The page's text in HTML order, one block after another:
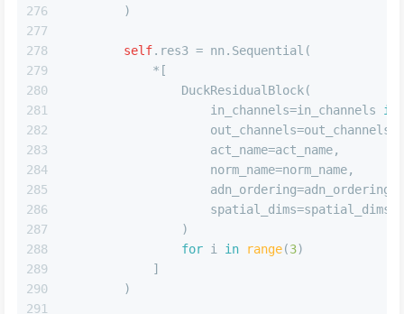
276
277
278
279
280
281
282
283
284
285
286
287
288
289
290
291
        )
self.res3 = nn.Sequential(
            *[
                DuckResidualBlock(
                    in_channels=in_channels
if
                    out_channels=out_channels,
                    act_name=act_name,
                    norm_name=norm_name,
                    adn_ordering=adn_ordering,
                    spatial_dims=spatial_dims,
                )
for i in range(3)
            ]
        )